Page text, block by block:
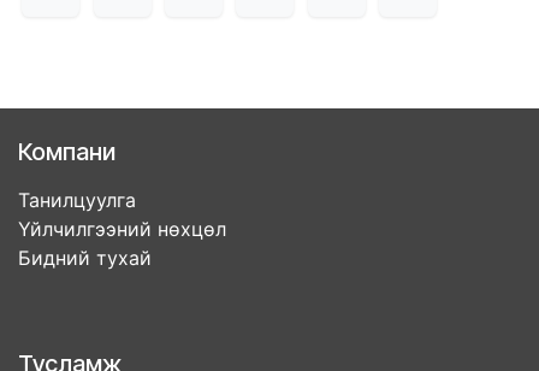
Компани
Танилцуулга
Үйлчилгээний нөхцөл
Бидний тухай
Тусламж